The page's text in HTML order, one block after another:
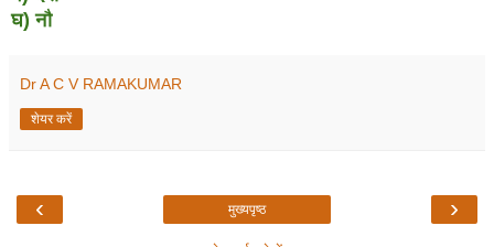
घ) नौ
Dr A C V RAMAKUMAR
शेयर करें
‹ ›
मुख्यपृष्ठ